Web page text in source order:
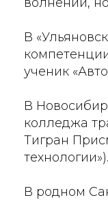
В
ученик
В
колледжа
Тигран
технологии»).
В родном